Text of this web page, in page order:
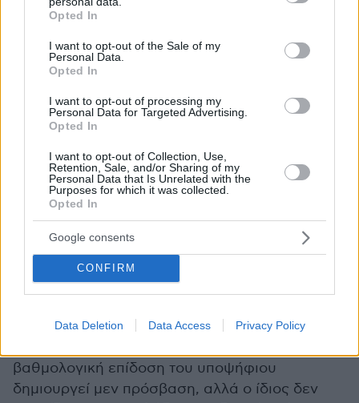
grant or deny consent to Google and its third-party tags to
use your data for below specified purposes in below Google
consent section.
Opted In
I want to opt-out of the Sale of my
Personal Data.
Opted In
I want to opt-out of processing my
Personal Data for Targeted Advertising.
Opted In
I want to opt-out of Collection, Use,
Retention, Sale, and/or Sharing of my
Personal Data that Is Unrelated with the
Purposes for which it was collected.
Opted In
Google consents
CONFIRM
Data Deletion Data Access Privacy Policy
Σε ό,τι αφορά τα κριτήρια, με τα οποία πρέπει
δηλώσει, οι απόψεις των ειδικών συγκλίνουν
στα ακόλουθα:
«Το πρώτο και σημαντικότερο, είναι τα
Καλό είναι να προηγηθεί προσεκτική μελέτη
του οδηγού σπουδών κάθε τμήματος, που τον
ενδιαφέρει να δηλώσει. Διαφορετικά, αν
εισαχθεί σε μία σχολή και δεν του αρέσουν τα
μαθήματα, είτε θα εγκαταλείψει τις σπουδές
του, όπως συμβαίνει με το 1/3 των φοιτητών,
είτε θα τελειώσει μεν αλλά με μεγάλη
μαθηματικός - ερευνητής. Η προσεκτική
βαθμολογική επίδοση του υποψήφιου
δημιουργεί μεν πρόσβαση, αλλά ο ίδιος δεν